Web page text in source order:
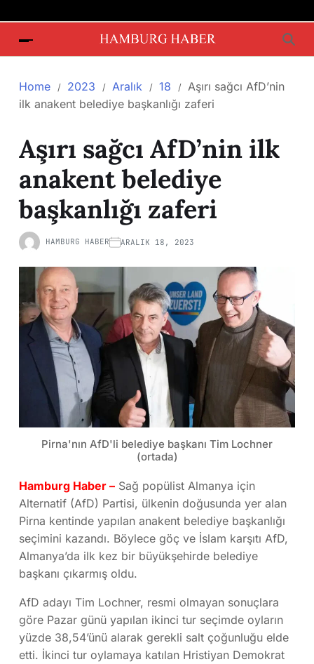
Home 2023 Aralık 18
Aşırı sağcı AfD’nin
ilk anakent belediye başkanlığı zaferi
Aşırı sağcı AfD’nin ilk
anakent belediye
başkanlığı zaferi
HAMBURG HABER ARALIK 18, 2023
Pirna'nın AfD'li belediye başkanı Tim Lochner
(ortada)
Hamburg Haber – Sağ popülist Almanya için
Alternatif (AfD) Partisi, ülkenin doğusunda yer alan
Pirna kentinde yapılan anakent belediye başkanlığı
seçimini kazandı. Böylece göç ve İslam karşıtı AfD,
Almanya’da ilk kez bir büyükşehirde belediye
başkanı çıkarmış oldu.
AfD adayı Tim Lochner, resmi olmayan sonuçlara
göre Pazar günü yapılan ikinci tur seçimde oyların
yüzde 38,54’ünü alarak gerekli salt çoğunluğu elde
etti. İkinci tur oylamaya katılan Hristiyan Demokrat